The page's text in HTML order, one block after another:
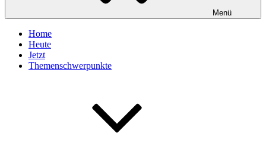
Menü
Home
Heute
Jetzt
Themenschwerpunkte